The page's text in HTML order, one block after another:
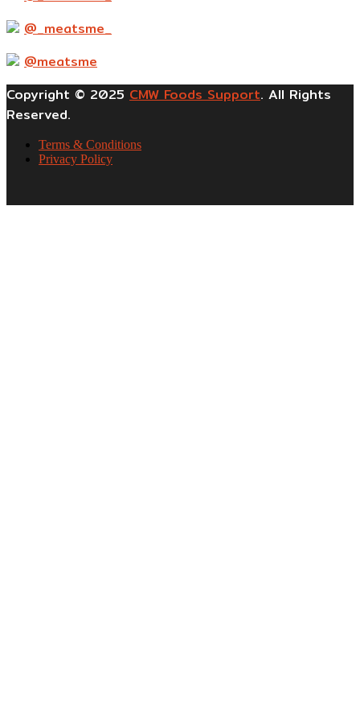
@_meatsme_
@meatsme
Copyright © 2025 CMW Foods Support. All Rights
Reserved.
Terms & Conditions
Privacy Policy